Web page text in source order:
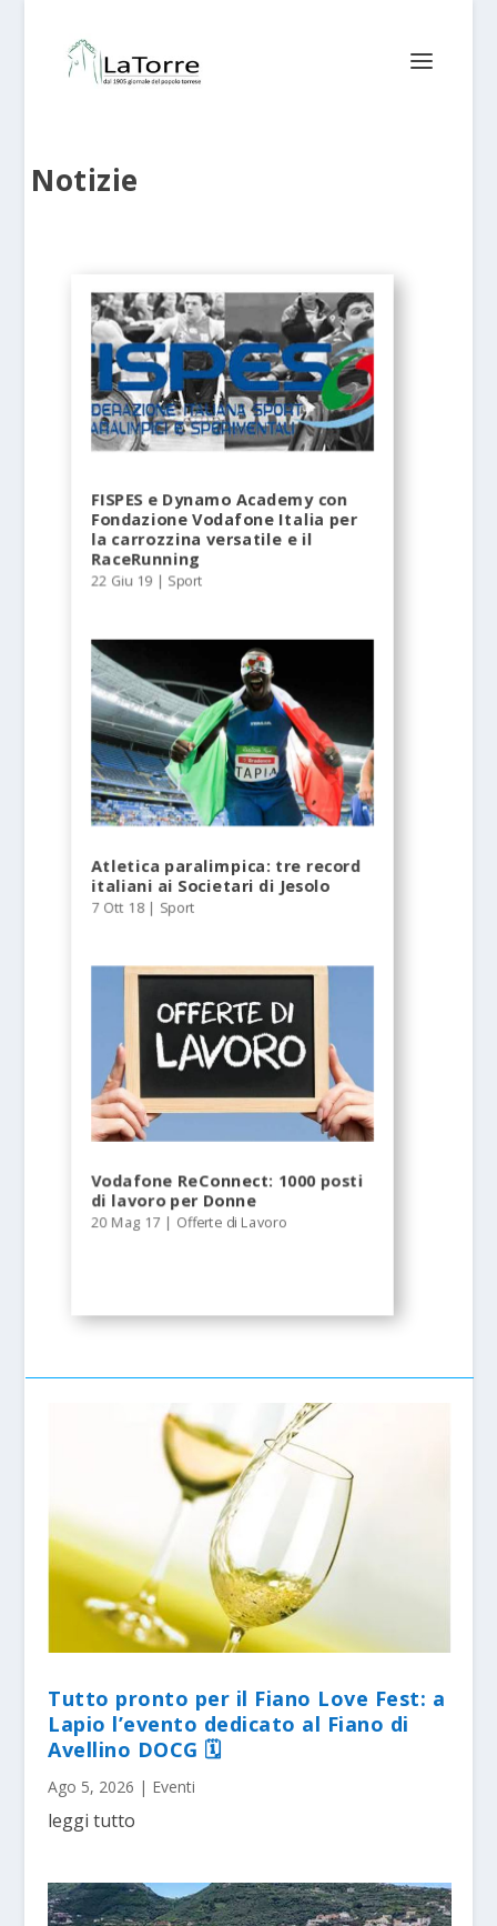
Notizie
FISPES e Dynamo Academy con
Fondazione Vodafone Italia per
la carrozzina versatile e il
RaceRunning
22 Giu 19 | Sport
Atletica paralimpica: tre record
italiani ai Societari di Jesolo
7 Ott 18 | Sport
Vodafone ReConnect: 1000 posti
di lavoro per Donne
20 Mag 17 | Offerte di Lavoro
Tutto pronto per il Fiano Love Fest: a
Lapio l’evento dedicato al Fiano di
Avellino DOCG 🗓
Ago 5, 2026 | Eventi
leggi tutto